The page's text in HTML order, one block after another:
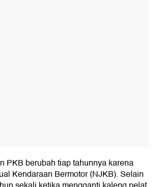
PKB berubah tiap tahunnya karena
Kendaraan Bermotor (NJKB). Selain